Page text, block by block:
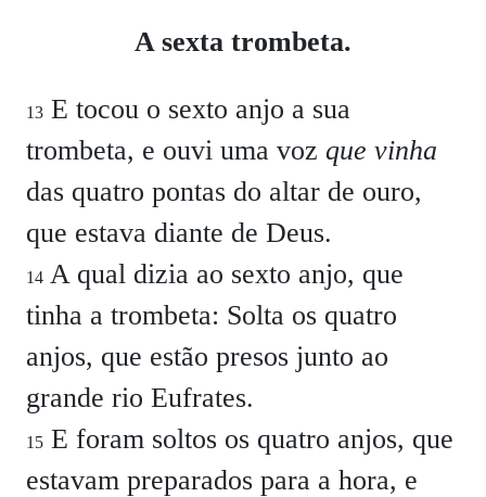
A sexta trombeta.
13 E tocou o sexto anjo a sua
trombeta, e ouvi uma voz que vinha
das quatro pontas do altar de ouro,
que estava diante de Deus.
14 A qual dizia ao sexto anjo, que
tinha a trombeta: Solta os quatro
anjos, que estão presos junto ao
grande rio Eufrates.
15 E foram soltos os quatro anjos, que
estavam preparados para a hora, e